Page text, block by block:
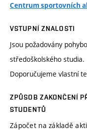
Centrum sportovních
VSTUPNÍ ZNALOSTI
Jsou požadovány
středoškolského studia.
Doporučujeme vlastní
ZPŮSOB ZAKONČENÍ
STUDENTŮ
Zápočet na základě